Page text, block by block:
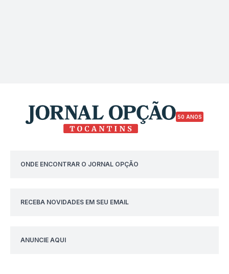
50 ANOS
ONDE ENCONTRAR O JORNAL OPÇÃO
RECEBA NOVIDADES EM SEU EMAIL
ANUNCIE AQUI